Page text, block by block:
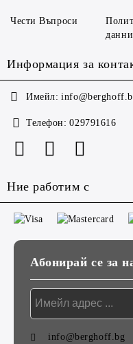
Чести Въпроси
данни
Информация за
Имейл:
Телефон: 029791616
Ние работим с
Абонирай се за
info@berghoff.bg